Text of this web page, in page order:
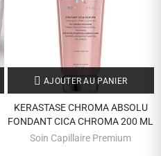
AJOUTER AU PANIER
KERASTASE CHROMA ABSOLU
FONDANT CICA CHROMA 200 ML
Soin Capillaire Premium